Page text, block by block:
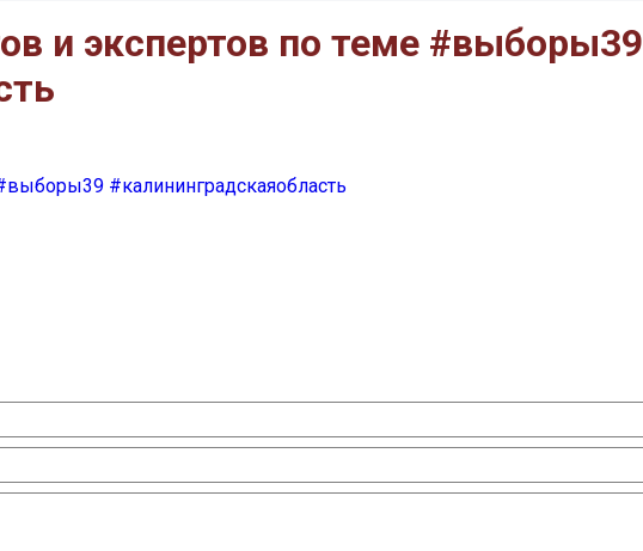
и экспертов по теме #выборы39
#калининградскаяобласть